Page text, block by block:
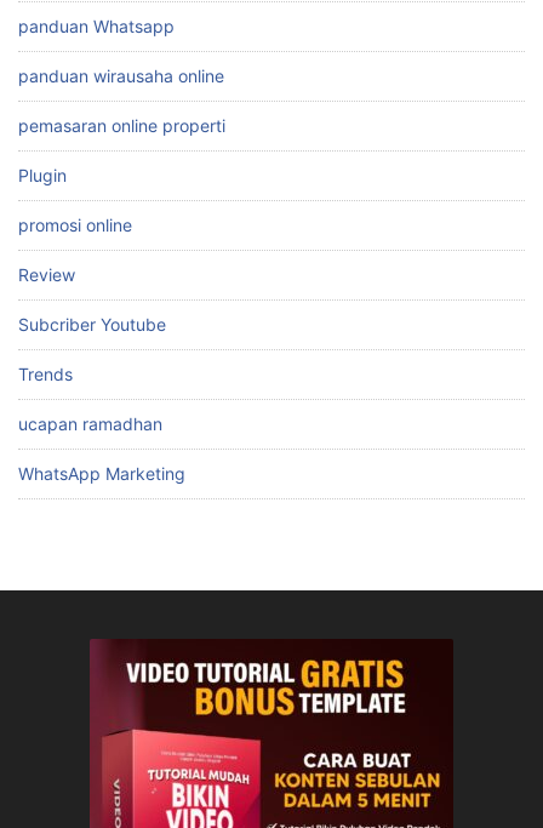
panduan Whatsapp
panduan wirausaha online
pemasaran online properti
Plugin
promosi online
Review
Subcriber Youtube
Trends
ucapan ramadhan
WhatsApp Marketing